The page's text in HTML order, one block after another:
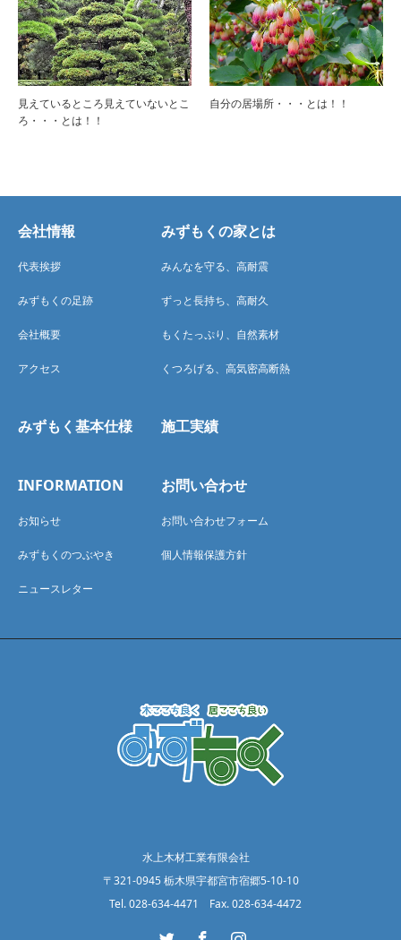
見えているところ見えていないとこ
ろ・・・とは！！
自分の居場所・・・とは！！
会社情報
代表挨拶
みずもくの足跡
会社概要
アクセス
みずもくの家とは
みんなを守る、高耐震
ずっと長持ち、高耐久
もくたっぷり、自然素材
くつろげる、高気密高断熱
みずもく基本仕様 施工実績
INFORMATION
お知らせ
みずもくのつぶやき
ニュースレター
お問い合わせ
お問い合わせフォーム
個人情報保護方針
水上木材工業有限会社
〒321-0945 栃木県宇都宮市宿郷5-10-10
Tel. 028-634-4471 Fax. 028-634-4472